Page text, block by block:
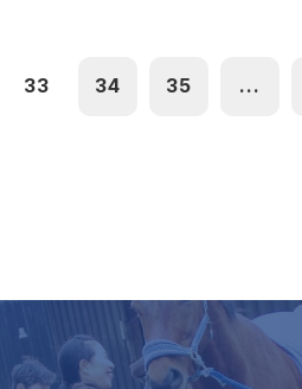
33 34 35 ...